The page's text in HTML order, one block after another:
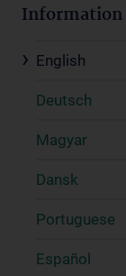
Information
English
Deutsch
Magyar
Dansk
Portuguese
Español